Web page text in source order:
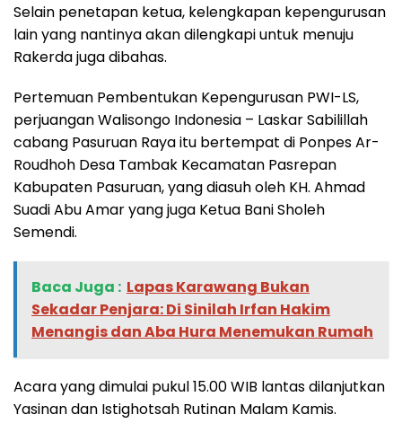
Selain penetapan ketua, kelengkapan kepengurusan
lain yang nantinya akan dilengkapi untuk menuju
Rakerda juga dibahas.
Pertemuan Pembentukan Kepengurusan PWI-LS,
perjuangan Walisongo Indonesia – Laskar Sabilillah
cabang Pasuruan Raya itu bertempat di Ponpes Ar-
Roudhoh Desa Tambak Kecamatan Pasrepan
Kabupaten Pasuruan, yang diasuh oleh KH. Ahmad
Suadi Abu Amar yang juga Ketua Bani Sholeh
Semendi.
Baca Juga : ‎Lapas Karawang Bukan
Sekadar Penjara: Di Sinilah Irfan Hakim
Menangis dan Aba Hura Menemukan Rumah
Acara yang dimulai pukul 15.00 WIB lantas dilanjutkan
Yasinan dan Istighotsah Rutinan Malam Kamis.